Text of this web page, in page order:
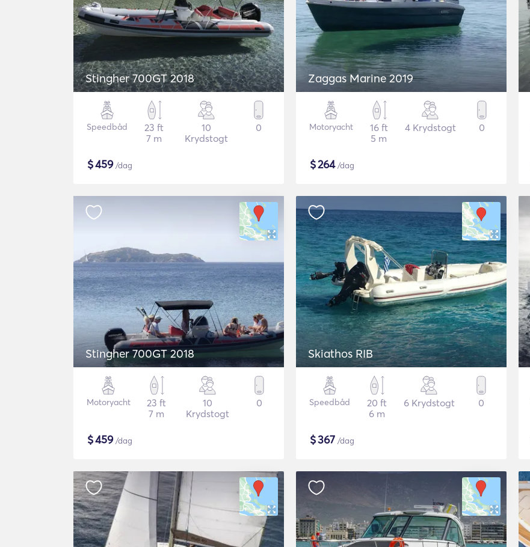
Stingher 700GT 2018
Speedbåd
23 ft
7 m
10
Krydstogt
0
$459/dag
Zaggas Marine 2019
Motoryacht
16 ft
5 m
4 Krydstogt 0
$264/dag
Stingher 700GT 2018
Motoryacht
23 ft
7 m
10
Krydstogt
0
$459/dag
Skiathos RIB
Speedbåd
20 ft
6 m
6 Krydstogt 0
$367 /dag